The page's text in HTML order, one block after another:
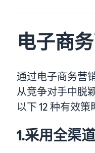
电子商
通过电子商务营
从竞争对手中脱
以下 12 种有效
1.采用全渠